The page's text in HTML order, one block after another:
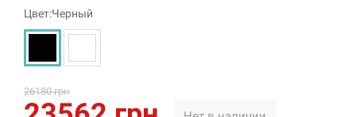
Цвет:Черный
26180 грн